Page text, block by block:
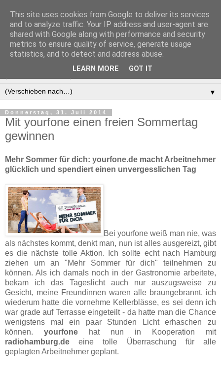
Manus Testwelt, alles
außer langweilig
▼
Donnerstag, 31. Juli 2014
Mit yourfone einen freien Sommertag
gewinnen
Mehr Sommer für dich: yourfone.de macht Arbeitnehmer
glücklich und spendiert einen unvergesslichen Tag
Bei yourfone weiß man nie, was
als nächstes kommt, denkt man, nun ist alles ausgereizt, gibt
es die nächste tolle Aktion. Ich sollte echt nach Hamburg
ziehen um an "Mehr Sommer für dich" teilnehmen zu
können. Als ich damals noch in der Gastronomie arbeitete,
bekam ich das Tageslicht auch nur auszugsweise zu
Gesicht, meine Freundinnen waren alle braungebrannt, ich
wiederum hatte die vornehme Kellerblässe, es sei denn ich
war grade auf Terrasse eingeteilt - da hatte man die Chance
wenigstens mal ein paar Stunden Licht erhaschen zu
können. yourfone hat nun in Kooperation mit
radiohamburg.de eine tolle Überraschung für alle
geplagten Arbeitnehmer geplant.
This site uses cookies from Google to deliver its services
and to analyze traffic. Your IP address and user-agent are
shared with Google along with performance and security
metrics to ensure quality of service, generate usage
statistics, and to detect and address abuse.
LEARN MORE GOT IT